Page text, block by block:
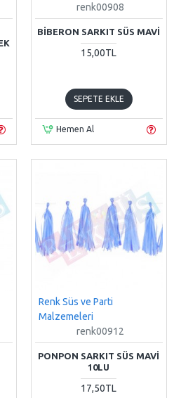
renk00908
BIBERON SARKIT SÜS MAVI
15,00TL
SEPETE EKLE
Hemen Al
Renk Süs ve Parti
Malzemeleri
renk00912
PONPON SARKIT SÜS MAVI
10LU
17,50TL